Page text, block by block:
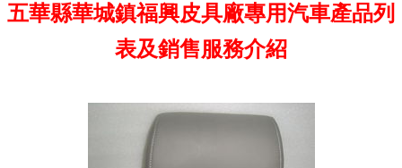
五華縣華城鎮福興皮具廠專用汽車產品列
表及銷售服務介紹